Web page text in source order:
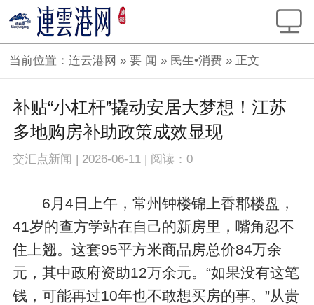
当前位置：连云港网 »要 闻 » 民生•消费 » 正文
补贴“小杠杆”撬动安居大梦想！江苏
多地购房补助政策成效显现
交汇点新闻 | 2026-06-11 | 阅读：0
6月4日上午，常州钟楼锦上香郡楼盘，
41岁的查方学站在自己的新房里，嘴角忍不
住上翘。这套95平方米商品房总价84万余
元，其中政府资助12万余元。“如果没有这笔
钱，可能再过10年也不敢想买房的事。”从贵